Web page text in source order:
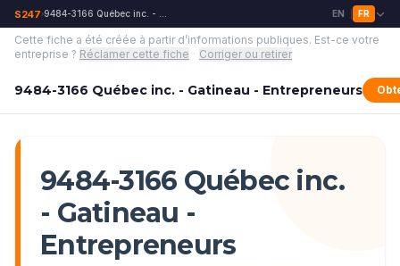
S247›9484-3166 Québec inc. - Gatineau - Entrepreneurs EN FR
Cette fiche a été créée à partir d’informations publiques. Est-ce votre
entreprise ? Réclamer cette fiche · Corriger ou retirer
9484-3166 Québec inc. - Gatineau - Entrepreneurs
9484-3166 Québec inc.
- Gatineau -
Entrepreneurs